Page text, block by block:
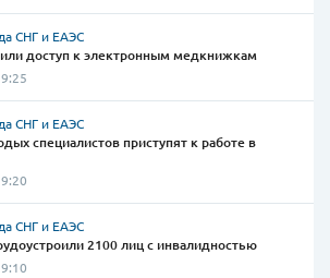
СНГ и ЕАЭС
доступ к электронным медкнижкам
СНГ и ЕАЭС
специалистов приступят к работе в
СНГ и ЕАЭС
2100 лиц с инвалидностью